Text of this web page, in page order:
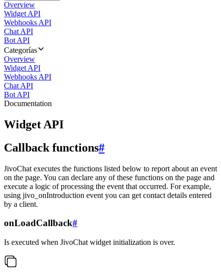
Overview
Widget API
Webhooks API
Chat API
Bot API
Categorías
Overview
Widget API
Webhooks API
Chat API
Bot API
Documentation
Widget API
Callback functions#
JivoChat executes the functions listed below to report about an event
on the page. You can declare any of these functions on the page and
execute a logic of processing the event that occurred. For example,
using jivo_onIntroduction event you can get contact details entered
by a client.
onLoadCallback#
Is executed when JivoChat widget initialization is over.